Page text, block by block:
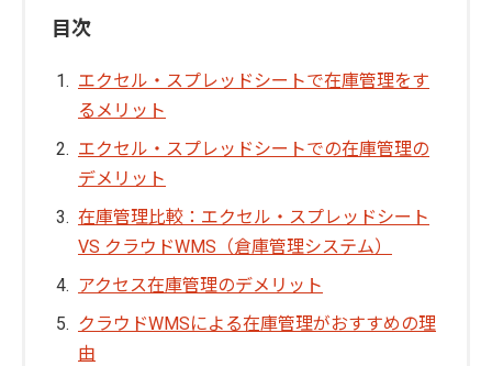
目次
エクセル・スプレッドシートで在庫管理をす
るメリット
エクセル・スプレッドシートでの在庫管理の
デメリット
在庫管理比較：エクセル・スプレッドシート
VS クラウドWMS（倉庫管理システム）
アクセス在庫管理のデメリット
クラウドWMSによる在庫管理がおすすめの理
由